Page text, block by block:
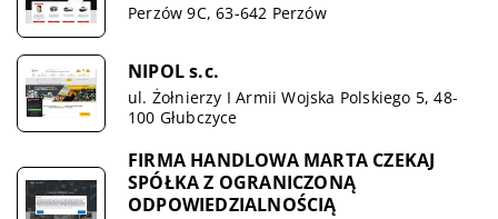
Perzów 9C, 63-642 Perzów
NIPOL s.c.
ul. Żołnierzy I Armii Wojska Polskiego 5, 48-
100 Głubczyce
FIRMA HANDLOWA MARTA CZEKAJ
SPÓŁKA Z OGRANICZONĄ
ODPOWIEDZIALNOŚCIĄ